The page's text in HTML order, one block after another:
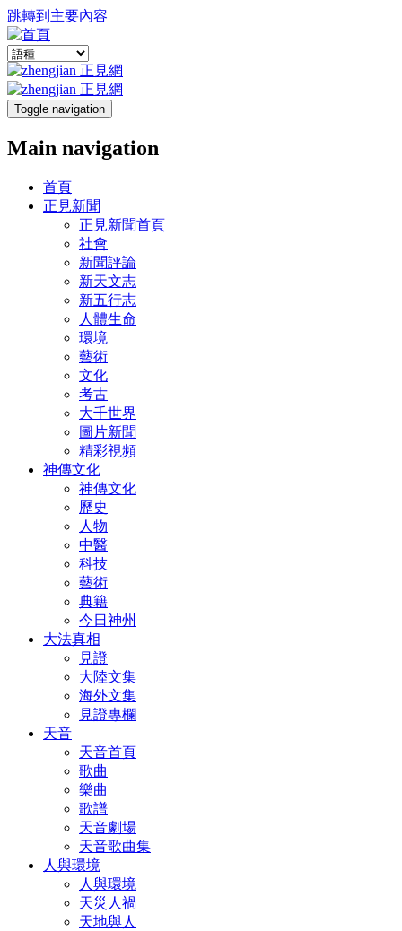
跳轉到主要內容
Toggle navigation
Main navigation
首頁
正見新聞
正見新聞首頁
社會
新聞評論
新天文志
新五行志
人體生命
環境
藝術
文化
考古
大千世界
圖片新聞
精彩視頻
神傳文化
神傳文化
歷史
人物
中醫
科技
藝術
典籍
今日神州
大法真相
見證
大陸文集
海外文集
見證專欄
天音
天音首頁
歌曲
樂曲
歌譜
天音劇場
天音歌曲集
人與環境
人與環境
天災人禍
天地與人